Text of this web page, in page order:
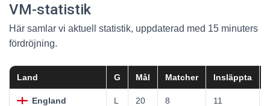
VM-statistik
Här samlar vi aktuell statistik, uppdaterad med 15 minuters
fördröjning.
Land G Mål Matcher Insläppta
England L 20 8 11